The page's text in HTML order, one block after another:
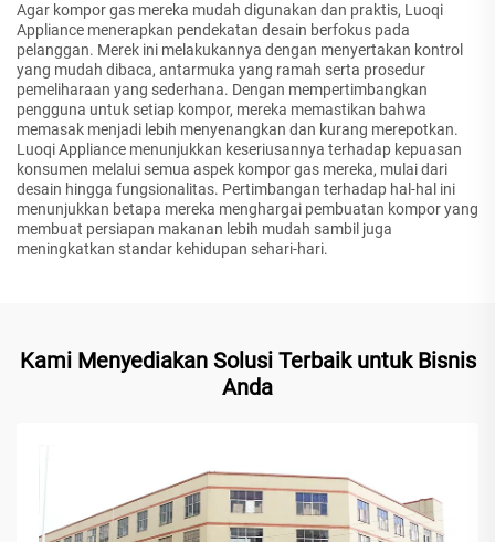
Agar kompor gas mereka mudah digunakan dan praktis, Luoqi
Appliance menerapkan pendekatan desain berfokus pada
pelanggan. Merek ini melakukannya dengan menyertakan kontrol
yang mudah dibaca, antarmuka yang ramah serta prosedur
pemeliharaan yang sederhana. Dengan mempertimbangkan
pengguna untuk setiap kompor, mereka memastikan bahwa
memasak menjadi lebih menyenangkan dan kurang merepotkan.
Luoqi Appliance menunjukkan keseriusannya terhadap kepuasan
konsumen melalui semua aspek kompor gas mereka, mulai dari
desain hingga fungsionalitas. Pertimbangan terhadap hal-hal ini
menunjukkan betapa mereka menghargai pembuatan kompor yang
membuat persiapan makanan lebih mudah sambil juga
meningkatkan standar kehidupan sehari-hari.
Kami Menyediakan Solusi Terbaik untuk Bisnis
Anda